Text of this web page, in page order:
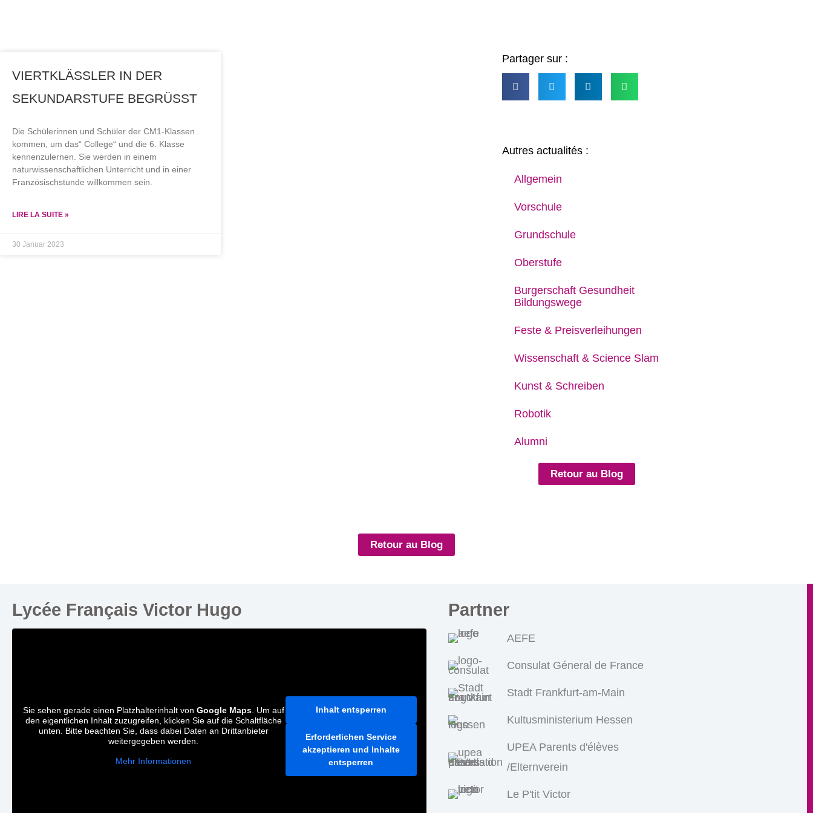
VIERTKLÄSSLER IN DER
SEKUNDARSTUFE BEGRÜSST
Die Schülerinnen und Schüler der CM1-Klassen
kommen, um das“ College“ und die 6. Klasse
kennenzulernen. Sie werden in einem
naturwissenschaftlichen Unterricht und in einer
Französischstunde willkommen sein.
LIRE LA SUITE »
30 Januar 2023
Partager sur :
Autres actualités :
Allgemein
Vorschule
Grundschule
Oberstufe
Burgerschaft Gesundheit
Bildungswege
Feste & Preisverleihungen
Wissenschaft & Science Slam
Kunst & Schreiben
Robotik
Alumni
Retour au Blog
Retour au Blog
Lycée Français Victor Hugo
Sie sehen gerade einen Platzhalterinhalt von Google Maps. Um auf
den eigentlichen Inhalt zuzugreifen, klicken Sie auf die Schaltfläche
unten. Bitte beachten Sie, dass dabei Daten an Drittanbieter
weitergegeben werden.
Mehr Informationen
Inhalt entsperren
Erforderlichen Service
akzeptieren und Inhalte
entsperren
Partner
AEFE
Consulat Géneral de France
Stadt Frankfurt-am-Main
Kultusministerium Hessen
UPEA Parents d'élèves
/Elternverein
Le P'tit Victor